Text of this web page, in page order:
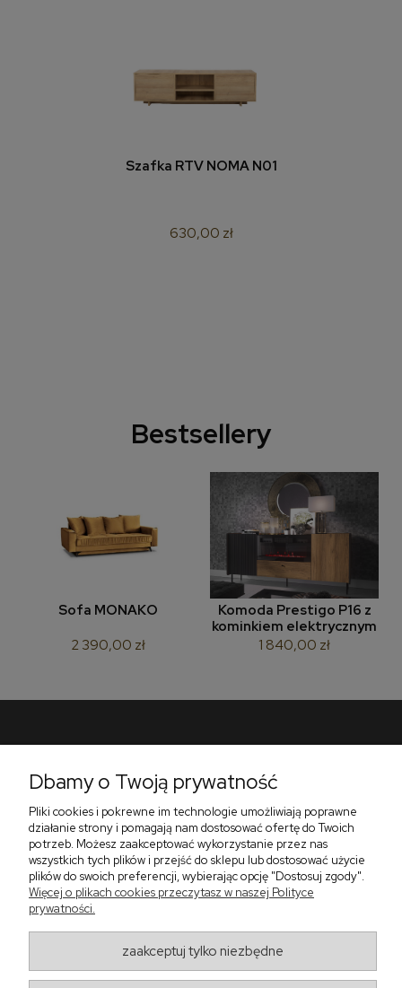
Szafka RTV NOMA N01
630,00 zł
Bestsellery
Sofa MONAKO
2 390,00 zł
Komoda Prestigo P16 z
kominkiem elektrycznym
1 840,00 zł
Pomoc
Płatności i dostawa
O nas
Zadzwoń do nas telefon +48 513 591 067
ul. Wolności 130
Zbrosławice 42-674
Dbamy o Twoją prywatność
Pliki cookies i pokrewne im technologie umożliwiają poprawne
działanie strony i pomagają nam dostosować ofertę do Twoich
potrzeb. Możesz zaakceptować wykorzystanie przez nas
wszystkich tych plików i przejść do sklepu lub dostosować użycie
plików do swoich preferencji, wybierając opcję "Dostosuj zgody".
Więcej o plikach cookies przeczytasz w naszej Polityce
prywatności.
zaakceptuj tylko niezbędne